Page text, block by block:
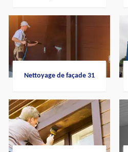
Nettoyage de façade 31